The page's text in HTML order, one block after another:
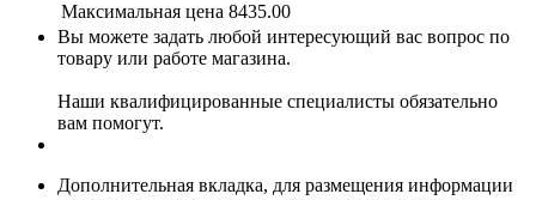
Максимальная цена 8435.00
Вы можете задать любой интересующий вас вопрос по
товару или работе магазина.
Наши квалифицированные специалисты обязательно
вам помогут.
Дополнительная вкладка, для размещения информации